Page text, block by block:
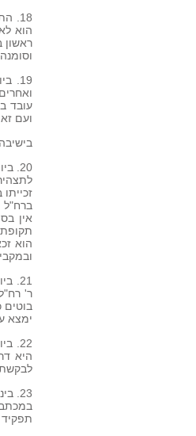
הוא
ראשון
ועם
ברח"ל
אין
תקופת
הוא
ר'
בוטים
ימצא
היא
תפקיד